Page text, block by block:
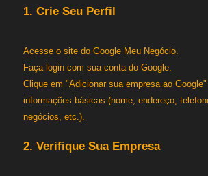
1. Crie Seu Perfil
Acesse o site do Google Meu Negócio.
Faça login com sua conta do Google.
Clique em "Adicionar sua empresa ao
informações básicas (nome, endereço,
negócios, etc.).
2. Verifique Sua Empresa